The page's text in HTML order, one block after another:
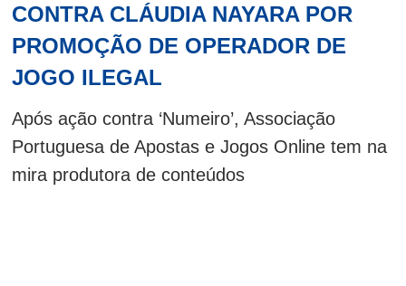
CONTRA CLÁUDIA NAYARA POR
PROMOÇÃO DE OPERADOR DE
JOGO ILEGAL
Após ação contra ‘Numeiro’, Associação
Portuguesa de Apostas e Jogos Online tem na
mira produtora de conteúdos